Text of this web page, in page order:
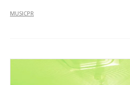
MUSICPR